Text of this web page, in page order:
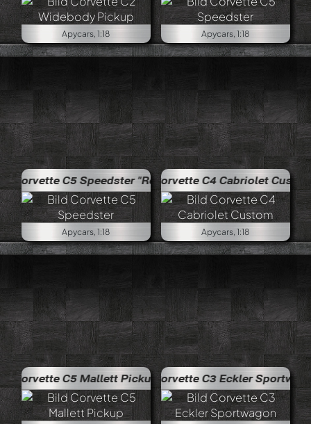
Apycars, 1:18 Apycars, 1:18
"Ready to Race"
Apycars, 1:18
Corvette C4 Cabriolet Custom
Apycars, 1:18
Mallett PickupCorvette C3 Eckler Sportwagon